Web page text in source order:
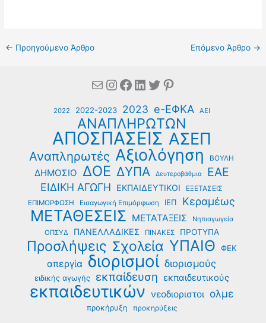
← Προηγούμενο Άρθρο Επόμενο Άρθρο →
MailInstagram
Facebook
Linkedin
Twitter
Pinterest
2022 2022-2023 2023 e-ΕΦΚΑ ΑΕΙ
ΑΝΑΠΛΗΡΩΤΩΝ
ΑΠΟΣΠΑΣΕΙΣ ΑΣΕΠ
Αναπληρωτές Αξιολόγηση ΒΟΥΛΗ
ΔΗΜΟΣΙΟ ΔΟΕ ΔΥΠΑ Δευτεροβάθμια ΕΑΕ
ΕΙΔΙΚΗ ΑΓΩΓΗ ΕΚΠΑΙΔΕΥΤΙΚΟΙ ΕΞΕΤΑΣΕΙΣ
ΕΠΙΜΟΡΦΩΣΗ Εισαγωγική Επιμόρφωση ΙΕΠ Κεραμέως
ΜΕΤΑΘΕΣΕΙΣ ΜΕΤΑΤΑΞΕΙΣ
Νηπιαγωγεία
ΟΠΣΥΔ
ΠΑΝΕΛΛΑΔΙΚΕΣ ΠΙΝΑΚΕΣ ΠΡΟΤΥΠΑ
Προσλήψεις Σχολεία ΥΠΑΙΘ ΦΕΚ
απεργία διορισμοί διορισμούς
ειδικής αγωγής εκπαίδευση εκπαιδευτικούς
εκπαιδευτικών νεοδιοριστοι ολμε
προκήρυξη προκηρύξεις